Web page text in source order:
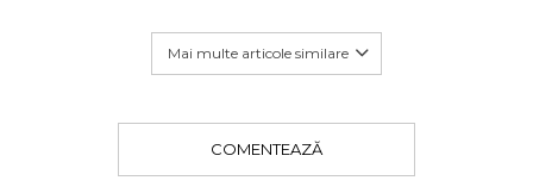
Mai multe articole similare
COMENTEAZĂ